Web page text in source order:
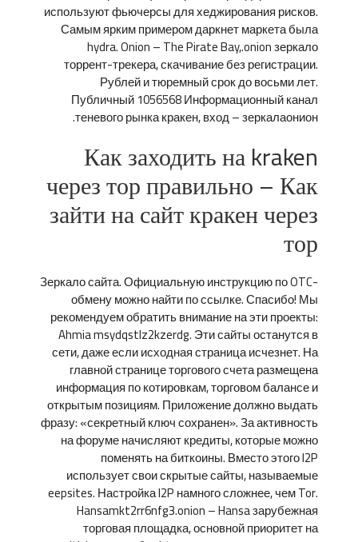
используют фьючерсы для хеджирования рисков.
Самым ярким примером даркнет маркета была
hydra. Onion – The Pirate Bay,.onion зеркало
торрент-трекера, скачивание без регистрации.
Рублей и тюремный срок до восьми лет.
Публичный 1056568 Информационный канал
теневого рынка кракен, вход – зеркалаонион.
Как заходить на kraken
через тор правильно – Как
зайти на сайт кракен через
тор
Зеркало сайта. Официальную инструкцию по OTC-
обмену можно найти по ссылке. Спасибо! Мы
рекомендуем обратить внимание на эти проекты:
Ahmia msydqstlz2kzerdg. Эти сайты останутся в
сети, даже если исходная страница исчезнет. На
главной странице торгового счета размещена
информация по котировкам, торговом балансе и
открытым позициям. Приложение должно выдать
фразу: «секретный ключ сохранен». За активность
на форуме начисляют кредиты, которые можно
поменять на биткоины. Вместо этого I2P
использует свои скрытые сайты, называемые
eepsites. Настройка I2P намного сложнее, чем Tor.
Hansamkt2rr6nfg3.onion – Hansa зарубежная
торговая площадка, основной приоритет на